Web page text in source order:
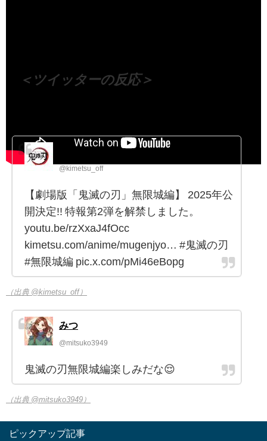
＜ツイッターの反応＞
@kimetsu_off
【劇場版「鬼滅の刃」無限城編】 2025年公
開決定!! 特報第2弾を解禁しました。
youtu.be/rzXxaJ4fOcc
kimetsu.com/anime/mugenjyo… #鬼滅の刃
#無限城編 pic.x.com/pMi46eBopg
（出典 @kimetsu_off）
みつ
@mitsuko3949
鬼滅の刃無限城編楽しみだな😌
（出典 @mitsuko3949）
ピックアップ記事